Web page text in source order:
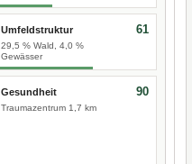
Umfeldstruktur
29,5 % Wald, 4,0 %
Gewässer
61
Gesundheit
Traumazentrum 1,7 km
90